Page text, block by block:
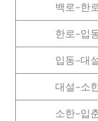
백로-한
한로-입
입동-대
대설-소
소한-입